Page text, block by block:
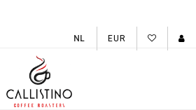
EUR